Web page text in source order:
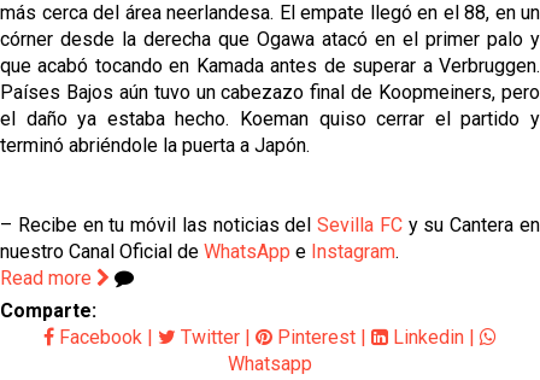
más cerca del área neerlandesa. El empate llegó en el 88, en un
córner desde la derecha que Ogawa atacó en el primer palo y
que acabó tocando en Kamada antes de superar a Verbruggen.
Países Bajos aún tuvo un cabezazo final de Koopmeiners, pero
el daño ya estaba hecho. Koeman quiso cerrar el partido y
terminó abriéndole la puerta a Japón.
– Recibe en tu móvil las noticias delSevilla FCy su Cantera en
nuestro Canal Oficial de WhatsApp e Instagram.
Read more
Comparte:
Facebook
Twitter Pinterest Linkedin
Whatsapp